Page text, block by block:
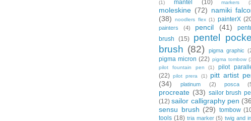
(1)
mantel (10) markers
moleskine (72) namiki
(38)
noodlers flex (1) painterX
painters (4) pencil (41)
brush
(15)
pentel
brush (82) pigma graphic
pigma micron (22) pigma tombow
pilot fountain pen
(1)
pilot
(22) pilot prera (1)
pitt artist
(34)
platinum (2) posca
procreate (33) sailor brush
(12) sailor calligraphy pen
sensu brush (29) tombow
tools (18) tria marker (5) twig and